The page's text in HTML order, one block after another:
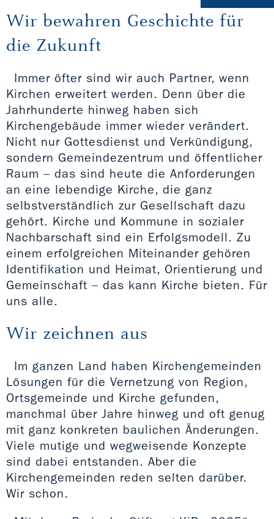
Wir bewahren Geschichte für
die Zukunft
Immer öfter sind wir auch Partner, wenn
Kirchen erweitert werden. Denn über die
Jahrhunderte hinweg haben sich
Kirchengebäude immer wieder verändert.
Nicht nur Gottesdienst und Verkündigung,
sondern Gemeindezentrum und öffentlicher
Raum – das sind heute die Anforderungen
an eine lebendige Kirche, die ganz
selbstverständlich zur Gesellschaft dazu
gehört. Kirche und Kommune in sozialer
Nachbarschaft sind ein Erfolgsmodell. Zu
einem erfolgreichen Miteinander gehören
Identifikation und Heimat, Orientierung und
Gemeinschaft – das kann Kirche bieten. Für
uns alle.
Wir zeichnen aus
Im ganzen Land haben Kirchengemeinden
Lösungen für die Vernetzung von Region,
Ortsgemeinde und Kirche gefunden,
manchmal über Jahre hinweg und oft genug
mit ganz konkreten baulichen Änderungen.
Viele mutige und wegweisende Konzepte
sind dabei entstanden. Aber die
Kirchengemeinden reden selten darüber.
Wir schon.